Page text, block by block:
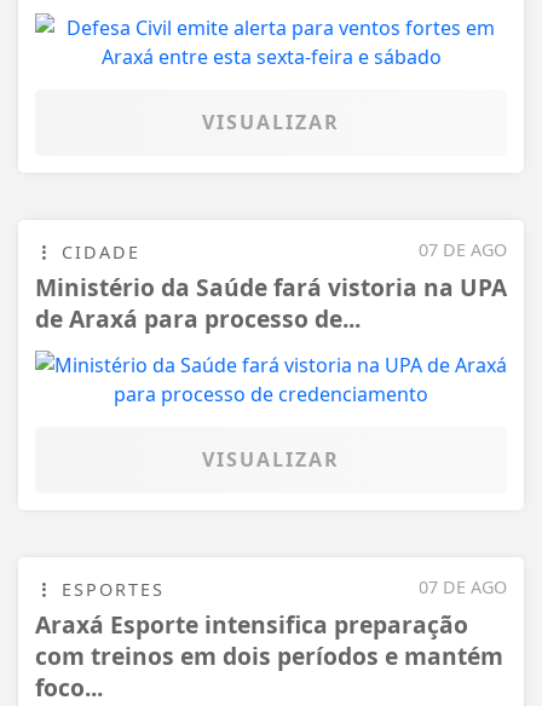
VISUALIZAR
07 DE AGO
CIDADE
Ministério da Saúde fará vistoria na UPA
de Araxá para processo de...
VISUALIZAR
07 DE AGO
ESPORTES
Araxá Esporte intensifica preparação
com treinos em dois períodos e mantém
foco...